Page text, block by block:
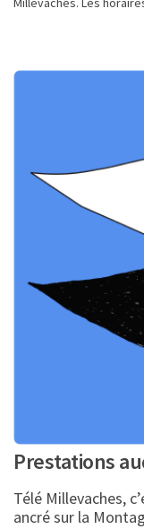
Prestations
Télé Millevaches,
ancré sur la